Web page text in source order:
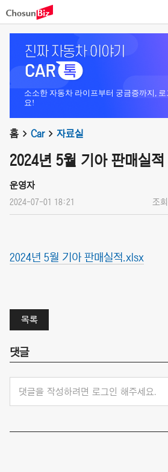
소소한 자동차 라이프부터 궁금증까지,
요!
홈 Car 자료실
2024년 5월 기아 판매실적
운영자
2024-07-01 18:21 조
2024년 5월 기아 판매실적.xlsx
목록
댓글
댓글을 작성하려면 로그인 해주세요.